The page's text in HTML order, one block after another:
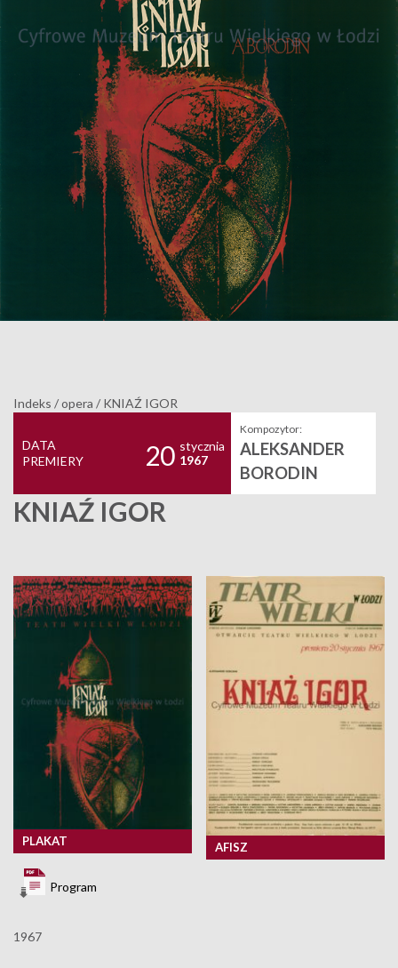
Indeks /opera / KNIAŹ IGOR
DATA
PREMIERY
20 stycznia
1967
Kompozytor:
ALEKSANDER
BORODIN
KNIAŹ IGOR
PLAKAT AFISZ
Program
1967